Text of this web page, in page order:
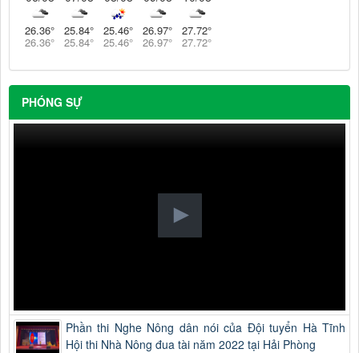
26.36°
26.36°
25.84°
25.84°
25.46°
25.46°
26.97°
26.97°
27.72°
27.72°
PHÓNG SỰ
Phần thi Nghe Nông dân nói của Đội tuyển Hà Tĩnh
Hội thi Nhà Nông đua tài năm 2022 tại Hải Phòng